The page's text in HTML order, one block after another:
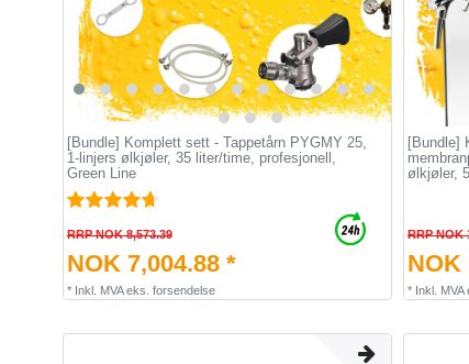
[Bundle] Komplett sett - Tappetårn PYGMY 25,
1-linjers ølkjøler, 35 liter/time, profesjonell,
Green Line
RRP NOK 8,573.39
NOK 7,004.88 *
* Inkl. MVAeks. forsendelse
[Bundle]
ølkjøler,
RRP NOK
NOK
* Inkl. MVA